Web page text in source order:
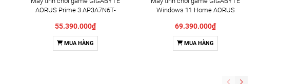
AORUS Prime 3 AP3A7N6T-
55.390.000₫
MUA HÀNG
Windows 11 Home AORUS
69.390.000₫
MUA HÀNG